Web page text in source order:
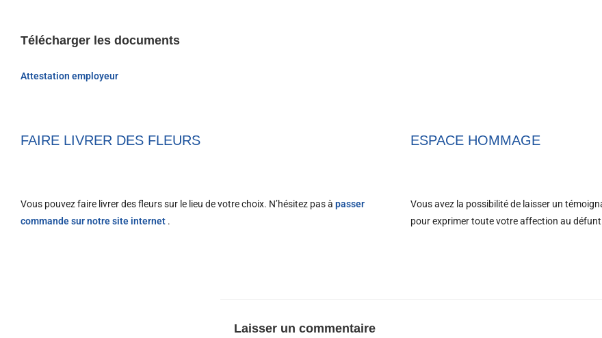
Télécharger les documents
Attestation employeur
FAIRE LIVRER DES FLEURS
Vous pouvez faire livrer des fleurs sur le lieu de votre choix. N’hésitez pas à passer
commande sur notre site internet .
ESPACE HOMMAGE
Vous avez la possibilité de laisser un
pour exprimer toute votre affection au
Laisser un commentaire